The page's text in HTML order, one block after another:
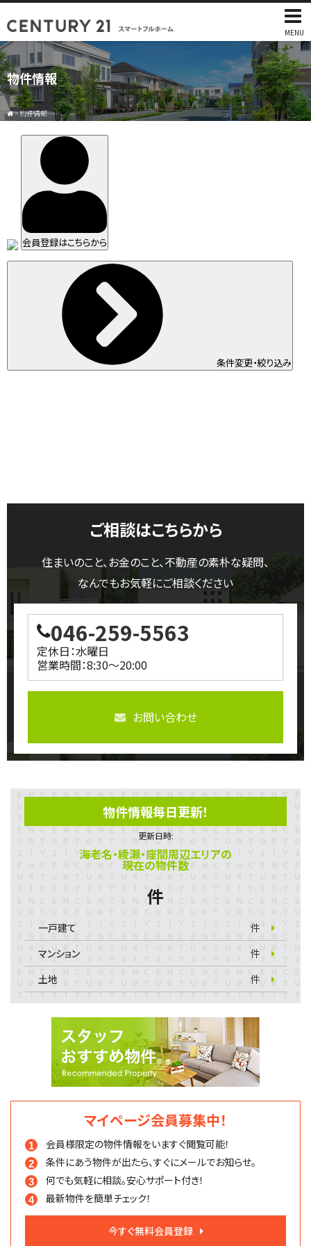
MENU
物件情報
>物件情報
会員登録はこちらから
条件変更・絞り込み
ご相談はこちらから
住まいのこと、お金のこと、不動産の素朴な疑問、
なんでもお気軽にご相談ください
046-259-5563
定休日：水曜日
営業時間：8:30～20:00
お問い合わせ
物件情報毎日更新！
更新日時:
海老名・綾瀬・座間周辺エリアの
現在の物件数
件
一戸建て
件
マンション
件
土地
件
マイページ会員募集中！
会員様限定の物件情報をいますぐ閲覧可能！
条件にあう物件が出たら、すぐにメールでお知らせ。
何でも気軽に相談。安心サポート付き！
最新物件を簡単チェック！
今すぐ無料会員登録